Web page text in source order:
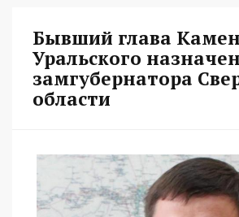
Бывший глава
Уральского назначен
замгубернатора
области